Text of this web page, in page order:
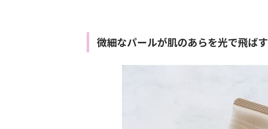
微細なパールが肌のあらを光で飛ばす